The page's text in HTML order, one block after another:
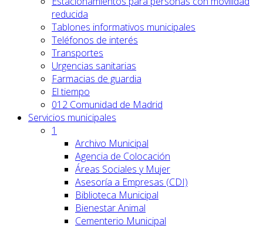
reducida
Tablones informativos municipales
Teléfonos de interés
Transportes
Urgencias sanitarias
Farmacias de guardia
El tiempo
012 Comunidad de Madrid
Servicios municipales
1
Archivo Municipal
Agencia de Colocación
Áreas Sociales y Mujer
Asesoría a Empresas (CDI)
Biblioteca Municipal
Bienestar Animal
Cementerio Municipal